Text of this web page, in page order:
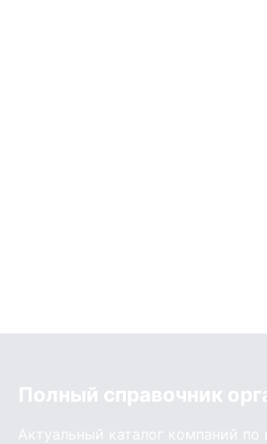
Полный справочник
Актуальный каталог компаний по